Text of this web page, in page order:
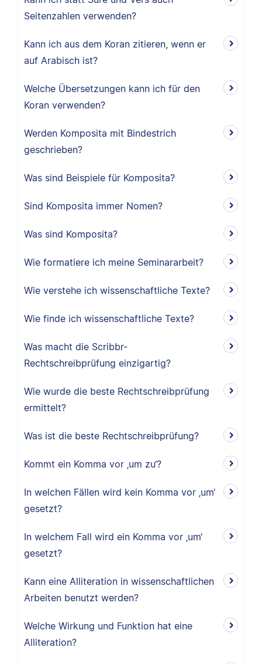
Seitenzahlen verwenden?
Kann ich aus dem Koran zitieren, wenn er
auf Arabisch ist?
Welche Übersetzungen kann ich für den
Koran verwenden?
Werden Komposita mit Bindestrich
geschrieben?
Was sind Beispiele für Komposita?
Sind Komposita immer Nomen?
Was sind Komposita?
Wie formatiere ich meine Seminararbeit?
Wie verstehe ich wissenschaftliche Texte?
Wie finde ich wissenschaftliche Texte?
Was macht die Scribbr-
Rechtschreibprüfung einzigartig?
Wie wurde die beste Rechtschreibprüfung
ermittelt?
Was ist die beste Rechtschreibprüfung?
Kommt ein Komma vor ‚um zu‘?
In welchen Fällen wird kein Komma vor ‚um‘
gesetzt?
In welchem Fall wird ein Komma vor ‚um‘
gesetzt?
Kann eine Alliteration in wissenschaftlichen
Arbeiten benutzt werden?
Welche Wirkung und Funktion hat eine
Alliteration?